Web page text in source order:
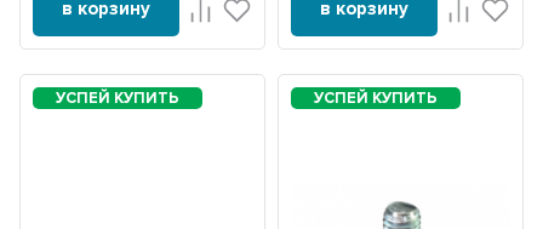
в корзину в корзину